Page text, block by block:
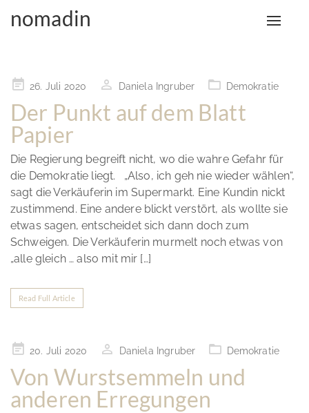
nomadin
Toggle
Posted26. Juli 2020 Daniela Ingruber Demokratie
Der Punkt auf dem Blatt
Papier
Die Regierung begreift nicht, wo die wahre Gefahr für
die Demokratie liegt. „Also, ich geh nie wieder wählen“,
sagt die Verkäuferin im Supermarkt. Eine Kundin nickt
zustimmend. Eine andere blickt verstört, als wollte sie
etwas sagen, entscheidet sich dann doch zum
Schweigen. Die Verkäuferin murmelt noch etwas von
„alle gleich … also mit mir […]
Read Full Article
Posted20. Juli 2020 Daniela Ingruber Demokratie
Von Wurstsemmeln und
anderen Erregungen